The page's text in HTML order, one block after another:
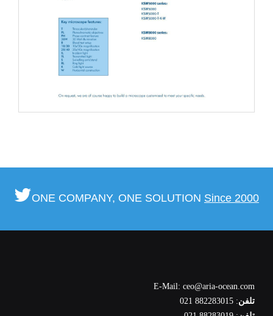
ONE COMPANY, ONE SOLUTION Since 2000
E-Mail: ceo@aria-ocean.com
تلفن: 882283015 021